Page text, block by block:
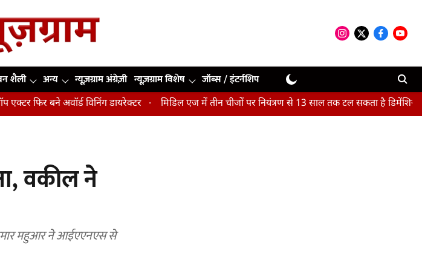
शैली अन्य न्यूज़ग्राम अंग्रेज़ी न्यूज़ग्राम विशेष जॉब्स / इंटर्नशिप
अवॉर्ड विनिंग डायरेक्टर मिडिल एज में तीन चीजों पर नियंत्रण से 13 साल तक टल सकता है डिमेंशिया : अध्ययन
वकील ने
महुआर ने आईएएनएस से